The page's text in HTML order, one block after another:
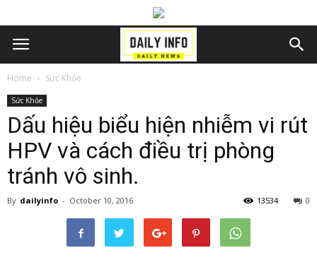
Home Sức Khỏe
Sức Khỏe
Dấu hiệu biểu hiện nhiễm vi rút
HPV và cách điều trị phòng
tránh vô sinh.
By dailyinfo - October 10, 2016 0
13534